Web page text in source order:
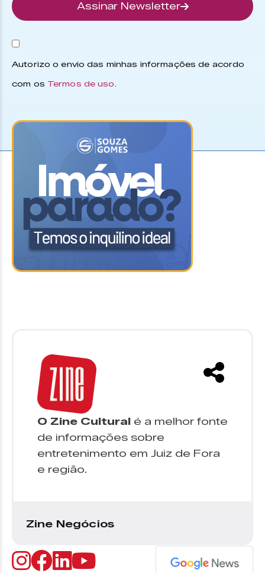
Assinar Newsletter
Autorizo o envio das minhas informações de acordo
com os Termos de uso.
O Zine Cultural é a melhor fonte
de informações sobre
entretenimento em Juiz de Fora
e região.
Zine Negócios